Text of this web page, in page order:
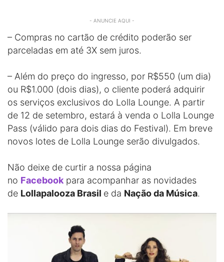
- ANUNCIE AQUI -
– Compras no cartão de crédito poderão ser
parceladas em até 3X sem juros.
– Além do preço do ingresso, por R$550 (um dia)
ou R$1.000 (dois dias), o cliente poderá adquirir
os serviços exclusivos do Lolla Lounge. A partir
de 12 de setembro, estará à venda o Lolla Lounge
Pass (válido para dois dias do Festival). Em breve
novos lotes de Lolla Lounge serão divulgados.
Não deixe de curtir a nossa página
no Facebook para acompanhar as novidades
de Lollapalooza Brasil e da Nação da Música.